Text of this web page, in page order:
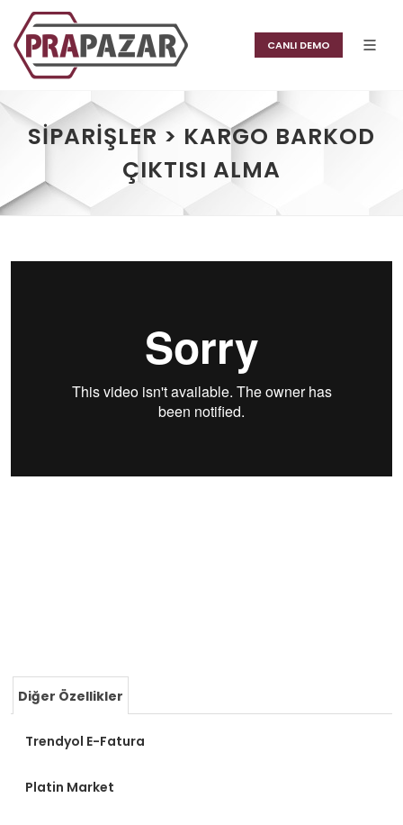
CANLI DEMO
SIPARIŞLER > KARGO BARKOD
ÇIKTISI ALMA
Diğer Özellikler
Trendyol E-Fatura
Platin Market